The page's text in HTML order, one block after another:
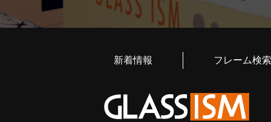
新着情報 フレーム検索